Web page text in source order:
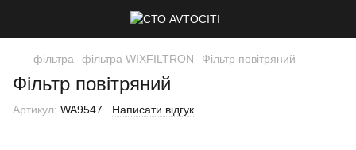
фільтра фільтра WIXFILTRON Фільтр повітряний
Фільтр повітряний
Артикул: WA9547 Написати відгук